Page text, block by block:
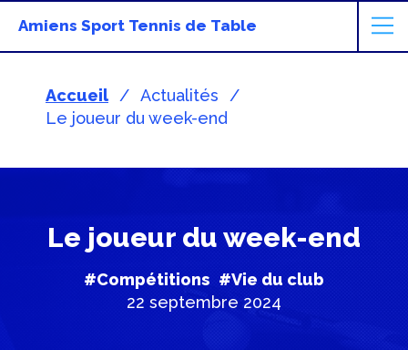
Amiens Sport Tennis de Table
Accueil
Actualités
Le joueur du week-end
Le joueur du week-end
#Compétitions #Vie du club
22 septembre 2024